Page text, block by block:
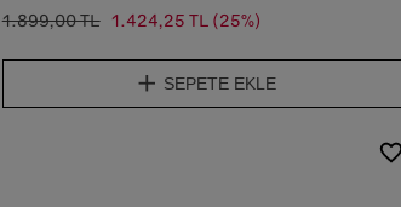
1.899,00 TL 1.424,25 TL (25%)
SEPETE EKLE